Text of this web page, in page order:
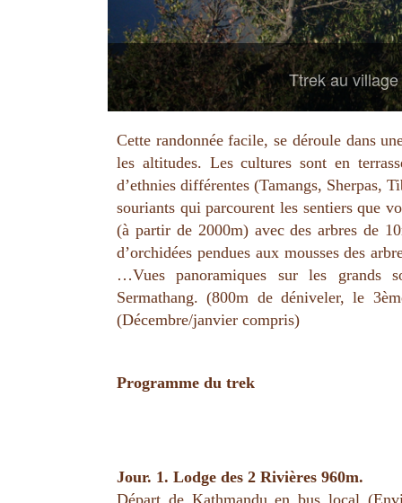
Ttrek au
Cette randonnée facile, se déroule dans
les altitudes. Les cultures sont en
d’ethnies différentes (Tamangs, Sherpas,
souriants qui parcourent les sentiers que
(à partir de 2000m) avec des arbres de
d’orchidées pendues aux mousses des
…Vues panoramiques sur les grands
Sermathang. (800m de déniveler, le
(Décembre/janvier compris)
Programme du trek
Jour. 1. Lodge des 2 Rivières 960m.
Départ de Kathmandu en bus local